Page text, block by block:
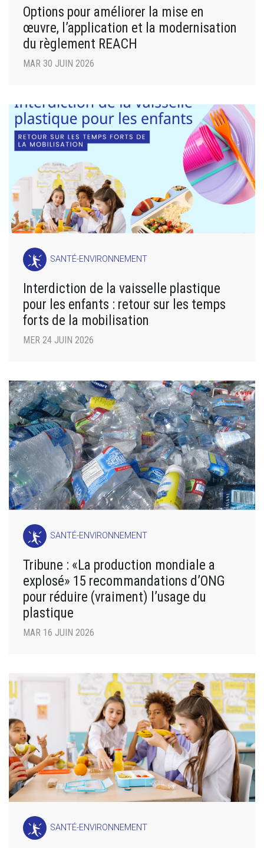
Options pour améliorer la mise en
œuvre, l’application et la modernisation
du règlement REACH
MAR 30 JUIN 2026
SANTÉ-ENVIRONNEMENT
Interdiction de la vaisselle plastique
pour les enfants : retour sur les temps
forts de la mobilisation
MER 24 JUIN 2026
SANTÉ-ENVIRONNEMENT
Tribune : «La production mondiale a
explosé» 15 recommandations d’ONG
pour réduire (vraiment) l’usage du
plastique
MAR 16 JUIN 2026
SANTÉ-ENVIRONNEMENT